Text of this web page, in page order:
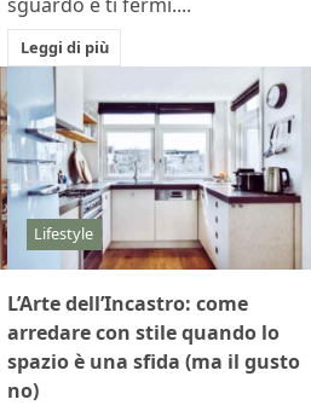
Leggi di più
Lifestyle
L’Arte dell’Incastro: come
arredare con stile quando lo
spazio è una sfida (ma il gusto
no)